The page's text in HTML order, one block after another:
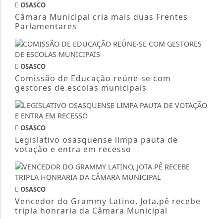
OSASCO
Câmara Municipal cria mais duas Frentes
Parlamentares
OSASCO
Comissão de Educação reúne-se com
gestores de escolas municipais
OSASCO
Legislativo osasquense limpa pauta de
votação e entra em recesso
OSASCO
Vencedor do Grammy Latino, Jota.pê recebe
tripla honraria da Câmara Municipal